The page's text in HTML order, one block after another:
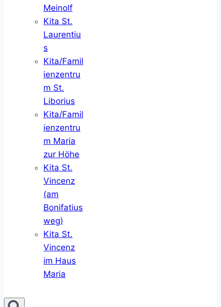
Meinolf
Kita St.
Laurentiu
s
Kita/Famil
ienzentru
m St.
Liborius
Kita/Famil
ienzentru
m Maria
zur Höhe
Kita St.
Vincenz
(am
Bonifatius
weg)
Kita St.
Vincenz
im Haus
Maria